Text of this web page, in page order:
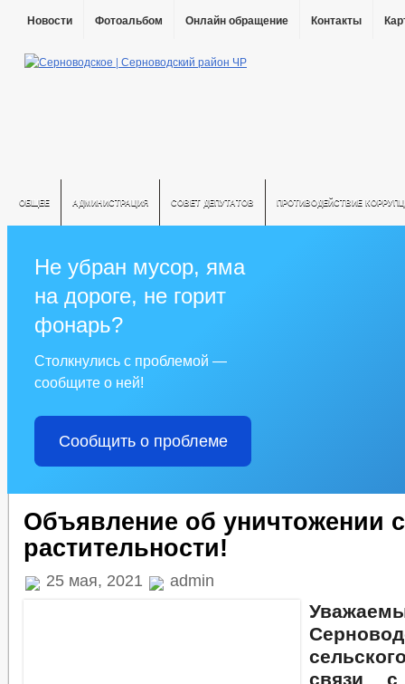
Новости Фотоальбом Онлайн обращение Контакты
ОБЩЕЕ АДМИНИСТРАЦИЯ СОВЕТ ДЕПУТАТОВ ПРОТИВОДЕЙСТВИЕ
Не убран мусор, яма
на дороге, не горит
фонарь?
Столкнулись с проблемой —
сообщите о ней!
Сообщить о проблеме
Объявление об уничтожении
растительности!
25 мая, 2021 admin
связи с